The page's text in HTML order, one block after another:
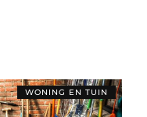
WONING EN TUIN